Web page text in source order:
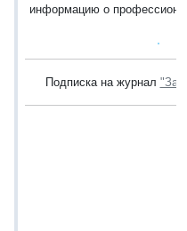
информацию о
Подписка на журнал